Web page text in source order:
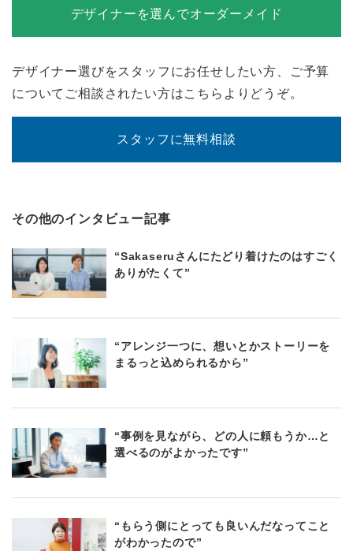
デザイナーを選んでオーダーメイド
デザイナー選びをスタッフにお任せしたい方、ご予算
についてご相談されたい方はこちらよりどうぞ。
スタッフに無料相談
その他のインタビュー記事
“Sakaseruさんにたどり着けたのはすごく
ありがたくて”
“アレンジ一つに、想いとかストーリーを
まるっと込められるから”
“事例を見ながら、どの人に頼もうか…と
選べるのがよかったです”
“もらう側にとっても良いんだなってこと
がわかったので”